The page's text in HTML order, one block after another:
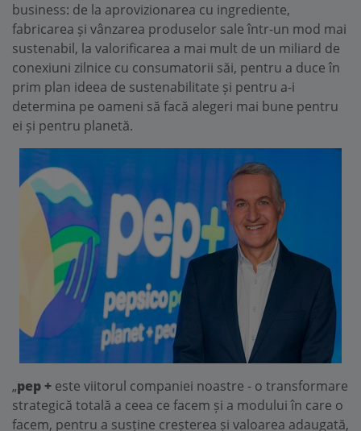
business: de la aprovizionarea cu ingrediente,
fabricarea și vânzarea produselor sale într-un mod mai
sustenabil, la valorificarea a mai mult de un miliard de
conexiuni zilnice cu consumatorii săi, pentru a duce în
prim plan ideea de sustenabilitate și pentru a-i
determina pe oameni să facă alegeri mai bune pentru
ei și pentru planetă.
„pep + este viitorul companiei noastre - o transformare
strategică totală a ceea ce facem și a modului în care o
facem, pentru a susține creșterea și valoarea adaugată,